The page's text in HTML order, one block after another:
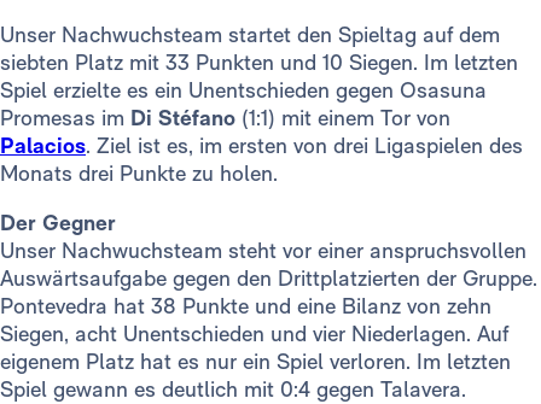
Unser Nachwuchsteam startet den Spieltag auf dem
siebten Platz mit 33 Punkten und 10 Siegen. Im letzten
Spiel erzielte es ein Unentschieden gegen Osasuna
Promesas im Di Stéfano (1:1) mit einem Tor von
Palacios. Ziel ist es, im ersten von drei Ligaspielen des
Monats drei Punkte zu holen.
Der Gegner
Unser Nachwuchsteam steht vor einer anspruchsvollen
Auswärtsaufgabe gegen den Drittplatzierten der Gruppe.
Pontevedra hat 38 Punkte und eine Bilanz von zehn
Siegen, acht Unentschieden und vier Niederlagen. Auf
eigenem Platz hat es nur ein Spiel verloren. Im letzten
Spiel gewann es deutlich mit 0:4 gegen Talavera.